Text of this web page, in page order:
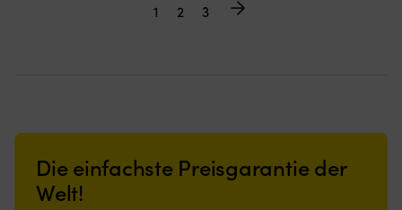
1 2 3
Die einfachste Preisgarantie der
Welt!